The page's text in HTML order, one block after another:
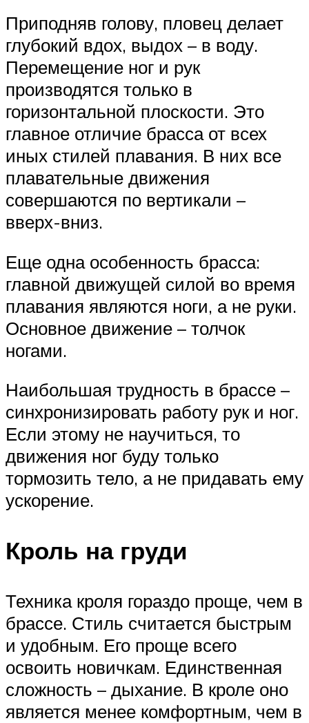
Приподняв голову, пловец делает
глубокий вдох, выдох – в воду.
Перемещение ног и рук
производятся только в
горизонтальной плоскости. Это
главное отличие брасса от всех
иных стилей плавания. В них все
плавательные движения
совершаются по вертикали –
вверх-вниз.
Еще одна особенность брасса:
главной движущей силой во время
плавания являются ноги, а не руки.
Основное движение – толчок
ногами.
Наибольшая трудность в брассе –
синхронизировать работу рук и ног.
Если этому не научиться, то
движения ног буду только
тормозить тело, а не придавать ему
ускорение.
Кроль на груди
Техника кроля гораздо проще, чем в
брассе. Стиль считается быстрым
и удобным. Его проще всего
освоить новичкам. Единственная
сложность – дыхание. В кроле оно
является менее комфортным, чем в